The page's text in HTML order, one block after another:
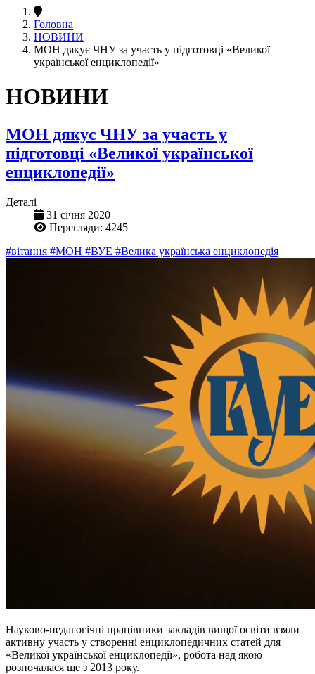
Головна
НОВИНИ
МОН дякує ЧНУ за участь у підготовці «Великої
української енциклопедії»
НОВИНИ
МОН дякує ЧНУ за участь у
підготовці «Великої української
енциклопедії»
Деталі
31 січня 2020
Перегляди: 4245
#вітання #МОН #ВУЕ #Велика українська енциклопедія
Науково-педагогічні працівники закладів вищої освіти взяли
активну участь у створенні енциклопедичних статей для
«Великої української енциклопедії», робота над якою
розпочалася ще з 2013 року.